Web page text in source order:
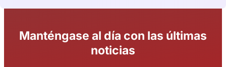
Manténgase al día con las últimas
noticias